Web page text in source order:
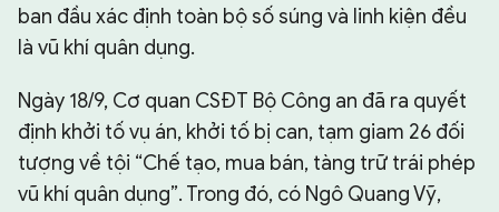
ban đầu xác định toàn bộ số súng và linh kiện đều
là vũ khí quân dụng.
Ngày 18/9, Cơ quan CSĐT Bộ Công an đã ra quyết
định khởi tố vụ án, khởi tố bị can, tạm giam 26 đối
tượng về tội “Chế tạo, mua bán, tàng trữ trái phép
vũ khí quân dụng”. Trong đó, có Ngô Quang Vỹ,